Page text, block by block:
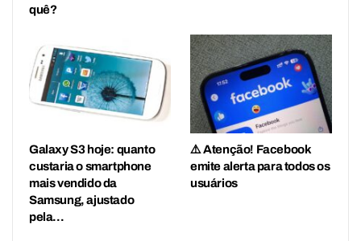
quê?
Galaxy S3 hoje: quanto
custaria o smartphone
mais vendido da
Samsung, ajustado
pela…
⚠️ Atenção! Facebook
emite alerta para todos os
usuários